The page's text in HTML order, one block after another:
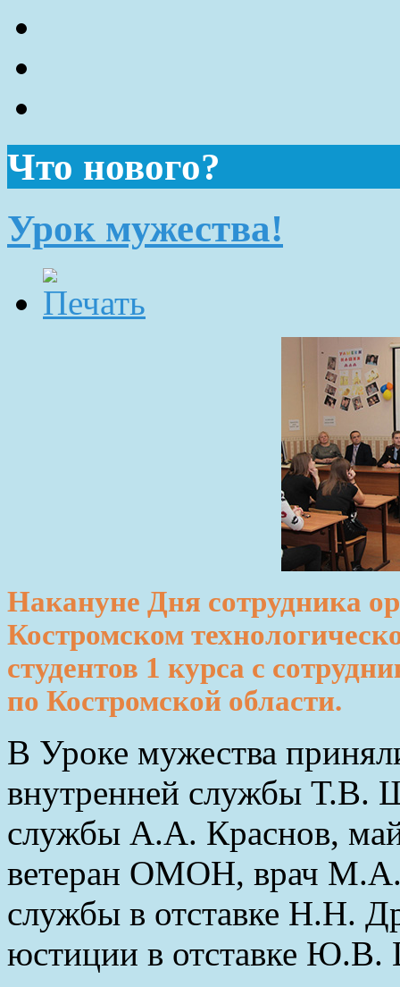
Что нового?
Урок мужества!
Накануне Дня сотрудника
Костромском
студентов 1 курса с
по Костромской области.
В Уроке мужества
внутренней службы Т.В.
службы А.А. Краснов,
ветеран ОМОН, врач М.А.
службы в отставке Н.Н.
юстиции в отставке Ю.В.